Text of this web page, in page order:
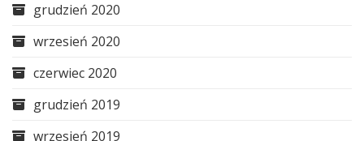
grudzień 2020
wrzesień 2020
czerwiec 2020
grudzień 2019
wrzesień 2019